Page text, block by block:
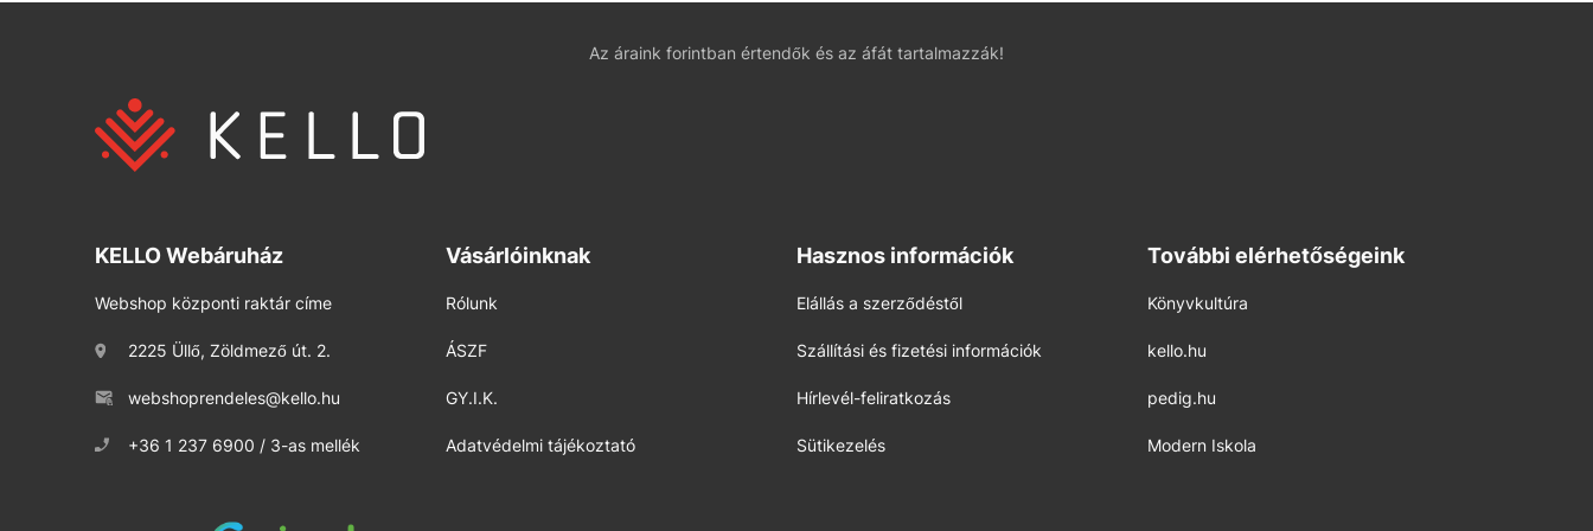
Az áraink forintban értendők és az áfát tartalmazzák!
KELLO Webáruház
Webshop központi raktár címe
2225 Üllő, Zöldmező út. 2.
webshoprendeles@kello.hu
+36 1 237 6900 / 3-as mellék
Vásárlóinknak
Rólunk
ÁSZF
GY.I.K.
Adatvédelmi tájékoztató
Hasznos információk
Elállás a szerződéstől
Szállítási és fizetési információk
Hírlevél-feliratkozás
Sütikezelés
További elérhetőségeink
Könyvkultúra
kello.hu
pedig.hu
Modern Iskola